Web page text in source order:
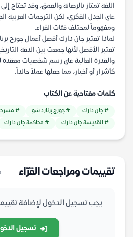
اللغة تمتاز بالرصانة والعمق، وقد تحتاج
على الجدل الفكري، لكن الترجمات العربية
ومفهوماً لمختلف فئات القراء.
لماذا تعتبر جان دارك أفضل أعمال جورج
تعتبر الأفضل لأنها جمعت بين الدقة
والقدرة العالية على رسم شخصيات معقدة
كأشرار أو أخيار، مما جعلها عملاً خالداً.
كلمات مفتاحية عن الكتاب
# جان دارك # جورج برنارد شو
#
# القديسة جان دارك
# محاكمة جان دارك
تقييمات ومراجعات القرّاء
يجب تسجيل الدخول لإضافة
تسجيل